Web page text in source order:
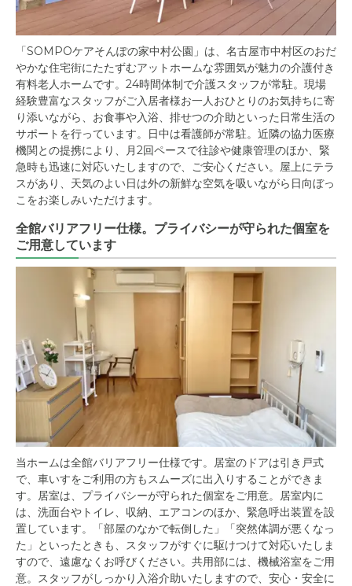
「SOMPOケアそんぽの家中村公園」は、名古屋市中村区のおだ
やかな住宅街にたたずむアットホームな雰囲気が魅力の介護付き
有料老人ホームです。24時間体制で介護スタッフが常駐。現場
経験豊富なスタッフがご入居者様お一人おひとりのお気持ちに寄
り添いながら、お食事や入浴、排せつの介助といった日常生活の
サポートを行っています。日中は看護師が常駐。近隣の協力医療
機関との提携により、月2回ペースで往診や健康管理のほか、緊
急時も迅速に対応いたしますので、ご安心ください。屋上にテラ
スがあり、天気のよい日は外の新鮮な空気を吸いながら日向ぼっ
こをお楽しみいただけます。
全館バリアフリー仕様。プライバシーが守られた個室を
ご用意しています
当ホームは全館バリアフリー仕様です。居室のドアは引き戸式
で、車いすをご利用の方もスムーズに出入りすることができま
す。居室は、プライバシーが守られた個室をご用意。居室内に
は、洗面台やトイレ、収納、エアコンのほか、緊急呼出装置を設
置しています。「部屋のなかで転倒した」「突然体調が悪くなっ
た」といったときも、スタッフがすぐに駆けつけて対応いたしま
すので、遠慮なくお呼びください。共用部には、機械浴室をご用
意。スタッフがしっかり入浴介助いたしますので、安心・安全に